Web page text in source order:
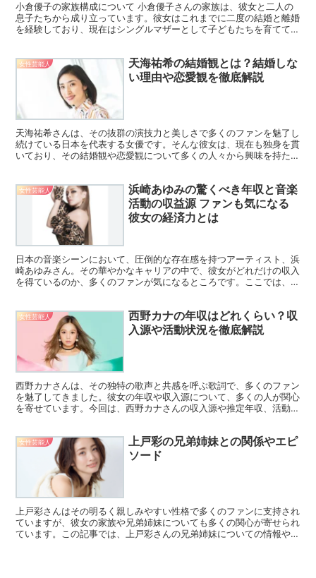
小倉優子の家族構成について 小倉優子さんの家族は、彼女と二人の
息子たちから成り立っています。彼女はこれまでに二度の結婚と離婚
を経験しており、現在はシングルマザーとして子どもたちを育ててい
女性芸能人
天海祐希の結婚観とは？結婚しな
い理由や恋愛観を徹底解説
天海祐希さんは、その抜群の演技力と美しさで多くのファンを魅了し
続けている日本を代表する女優です。そんな彼女は、現在も独身を貫
いており、その結婚観や恋愛観について多くの人々から興味を持たれ
女性芸能人
浜崎あゆみの驚くべき年収と音楽
活動の収益源 ファンも気になる
彼女の経済力とは
日本の音楽シーンにおいて、圧倒的な存在感を持つアーティスト、浜
崎あゆみさん。その華やかなキャリアの中で、彼女がどれだけの収入
を得ているのか、多くのファンが気になるところです。ここでは、浜
女性芸能人
西野カナの年収はどれくらい？収
入源や活動状況を徹底解説
西野カナさんは、その独特の歌声と共感を呼ぶ歌詞で、多くのファン
を魅了してきました。彼女の年収や収入源について、多くの人が関心
を寄せています。今回は、西野カナさんの収入源や推定年収、活動状
女性芸能人
上戸彩の兄弟姉妹との関係やエピ
ソード
上戸彩さんはその明るく親しみやすい性格で多くのファンに支持され
ていますが、彼女の家族や兄弟姉妹についても多くの関心が寄せられ
ています。この記事では、上戸彩さんの兄弟姉妹についての情報や、